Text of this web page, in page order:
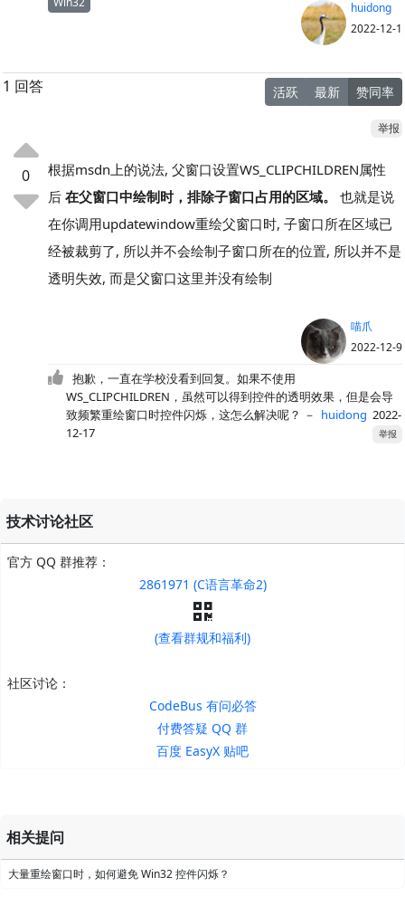
huidong
2022-12-1
1 回答 活跃 最新 赞同率
举报
0
根据msdn上的说法, 父窗口设置WS_CLIPCHILDREN属性
后 在父窗口中绘制时，排除子窗口占用的区域。
也就是说
在你调用updatewindow重绘父窗口时, 子窗口所在区域已
经被裁剪了, 所以并不会绘制子窗口所在的位置, 所以并不是
透明失效, 而是父窗口这里并没有绘制
喵爪
2022-12-9
抱歉，一直在学校没看到回复。如果不使用
WS_CLIPCHILDREN，虽然可以得到控件的透明效果，但是会导
致频繁重绘窗口时控件闪烁，这怎么解决呢？ － huidong 2022-
12-17
举报
技术讨论社区
官方 QQ 群推荐：
2861971 (C语言革命2)
(查看群规和福利)
社区讨论：
CodeBus 有问必答
付费答疑 QQ 群
百度 EasyX 贴吧
相关提问
大量重绘窗口时，如何避免 Win32 控件闪烁？